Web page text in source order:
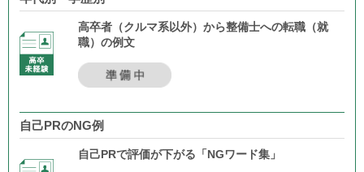
高卒者（クルマ系以外）から整備士への転職（就
職）の例文
自己PRのNG例
自己PRで評価が下がる「NGワード集」